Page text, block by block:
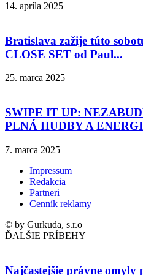
14. apríla 2025
Bratislava zažije túto
CLOSE SET od Paul...
25. marca 2025
SWIPE IT UP:
PLNÁ HUDBY A
7. marca 2025
Impressum
Redakcia
Partneri
Cenník reklamy
© by Gurkuda, s.r.o
ĎALŠIE PRÍBEHY
Najčastejšie právne omyly